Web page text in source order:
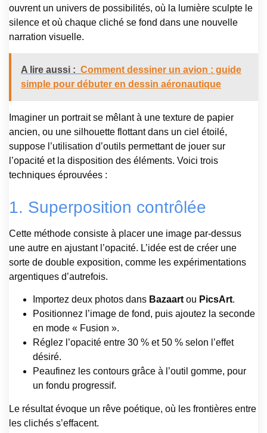
ouvrent un univers de possibilités, où la lumière sculpte le
silence et où chaque cliché se fond dans une nouvelle
narration visuelle.
A lire aussi : Comment dessiner un avion : guide
simple pour débuter en dessin aéronautique
Imaginer un portrait se mêlant à une texture de papier
ancien, ou une silhouette flottant dans un ciel étoilé,
suppose l’utilisation d’outils permettant de jouer sur
l’opacité et la disposition des éléments. Voici trois
techniques éprouvées :
1. Superposition contrôlée
Cette méthode consiste à placer une image par-dessus
une autre en ajustant l’opacité. L’idée est de créer une
sorte de double exposition, comme les expérimentations
argentiques d’autrefois.
Importez deux photos dans Bazaart ou PicsArt.
Positionnez l’image de fond, puis ajoutez la seconde
en mode « Fusion ».
Réglez l’opacité entre 30 % et 50 % selon l’effet
désiré.
Peaufinez les contours grâce à l’outil gomme, pour
un fondu progressif.
Le résultat évoque un rêve poétique, où les frontières entre
les clichés s’effacent.